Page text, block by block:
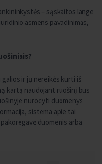
– sąskaitos lange
asmens pavadinimas,
galios ir jų nereikės kurti iš
kartą naudojant ruošinį bus
nurodyti duomenys
sistema apie tai
duomenis arba